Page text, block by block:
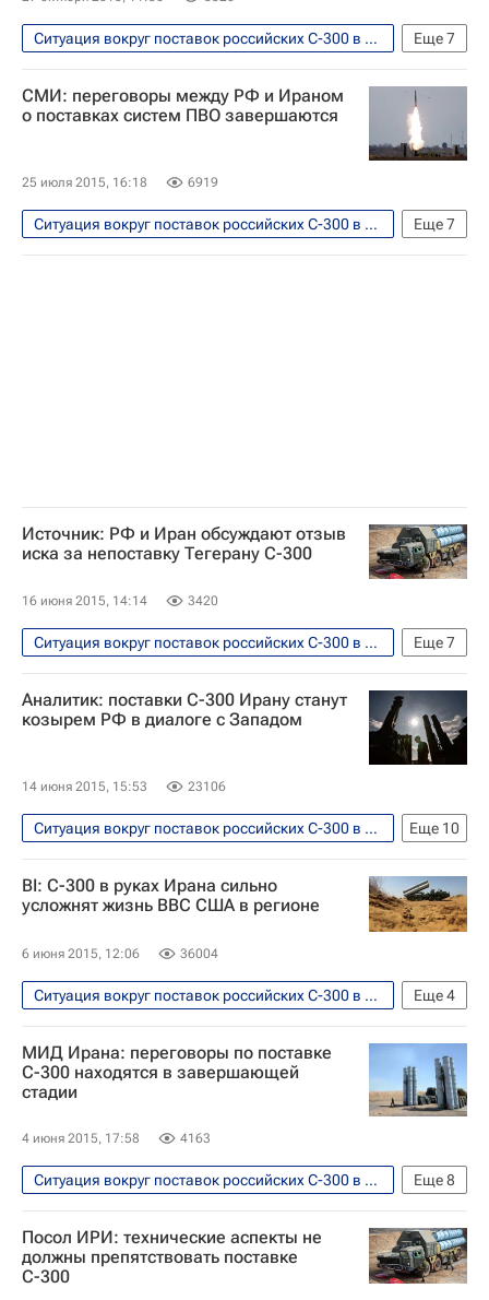
Еще7
Ситуация вокруг поставок российских С-300 в Иран
Безопасность
Иран
Европа
Азия
Весь мир
СМИ: переговоры между РФ и Ираном
о поставках систем ПВО завершаются
25 июля 2015, 16:18 6919
Еще7
Ситуация вокруг поставок российских С-300 в Иран
В мире
Иран
Азия
Источник: РФ и Иран обсуждают отзыв
иска за непоставку Тегерану С-300
16 июня 2015, 14:14 3420
Еще7
Ситуация вокруг поставок российских С-300 в Иран
Безопасность
Форум "Армия-2015"
Иран
Азия
Весь мир
Аналитик: поставки С-300 Ирану станут
козырем РФ в диалоге с Западом
14 июня 2015, 15:53 23106
Еще 10
Ситуация вокруг поставок российских С-300 в Иран
В мире
Иран США
Европа
Америка
Азия
Весь мир
Россия
BI: С-300 в руках Ирана сильно
усложнят жизнь ВВС США в регионе
6 июня 2015, 12:06 36004
Еще4
Ситуация вокруг поставок российских С-300 в Иран
В мире
Ближний Восток
Весь мир
ЗРК С-300
МИД Ирана: переговоры по поставке
С-300 находятся в завершающей
стадии
4 июня 2015, 17:58 4163
Еще8
Ситуация вокруг поставок российских С-300 в Иран
Безопасность
Иран
Европа
Азия
Весь мир
Ибрагим Рахимпур
Посол ИРИ: технические аспекты не
должны препятствовать поставке
С-300